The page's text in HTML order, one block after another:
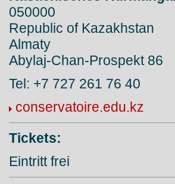
050000
Republic of Kazakhstan
Almaty
Abylaj-Chan-Prospekt 86
Tel: +7 727 261 76 40
conservatoire.edu.kz
Tickets:
Eintritt frei